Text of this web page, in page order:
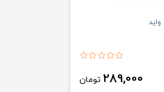
289,000 تومان